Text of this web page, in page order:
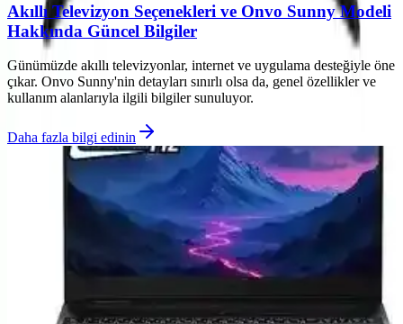
Akıllı Televizyon Seçenekleri ve Onvo Sunny Modeli
Hakkında Güncel Bilgiler
Günümüzde akıllı televizyonlar, internet ve uygulama desteğiyle öne
çıkar. Onvo Sunny'nin detayları sınırlı olsa da, genel özellikler ve
kullanım alanlarıyla ilgili bilgiler sunuluyor.
Daha fazla bilgi edinin